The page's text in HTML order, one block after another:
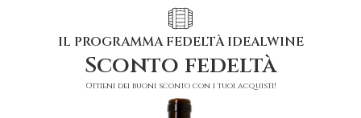
IL PROGRAMMA FEDELTÀ IDEALWINE
Sconto fedeltà
Ottieni dei buoni sconto con i tuoi acquisti!